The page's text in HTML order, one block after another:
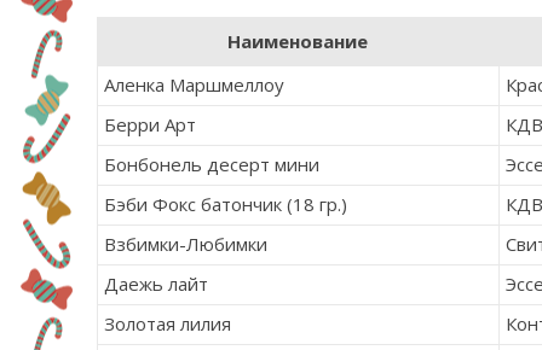
Наименование
Аленка Маршмеллоу
Берри Арт
КДВ
Бонбонель десерт мини
Бэби Фокс батончик (18 гр.)
КДВ
Взбимки-Любимки
Даежь лайт
Золотая лилия